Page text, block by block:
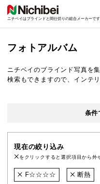
ニチベイはブラインドと間仕切りの総合メーカーです
フォトアルバム
ニチベイのブラインド写真を
検索もできますので、インテ
条件
現在の絞り込み
をクリックすると選択項目から外
F☆☆☆☆ 断熱